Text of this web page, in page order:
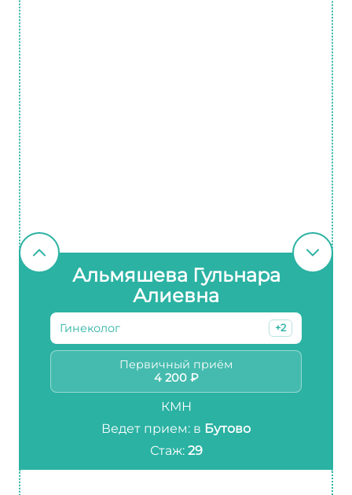
Альмяшева Гульнара
Алиевна
Гинеколог +2
Первичный приём
4 200 ₽
КМН
Ведет прием: в Бутово
Стаж: 29